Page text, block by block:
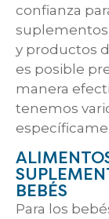
confianza
suplementos
y productos
es posible
manera
tenemos
BEBÉS
Para los